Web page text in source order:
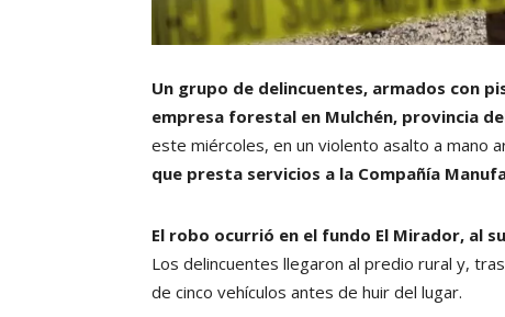
Un grupo de delincuentes, armados con
empresa forestal en Mulchén, provincia
este miércoles, en un violento asalto a mano
que presta servicios a la Compañía
El robo ocurrió en el fundo El Mirador, al
Los delincuentes llegaron al predio rural y,
de cinco vehículos antes de huir del lugar.